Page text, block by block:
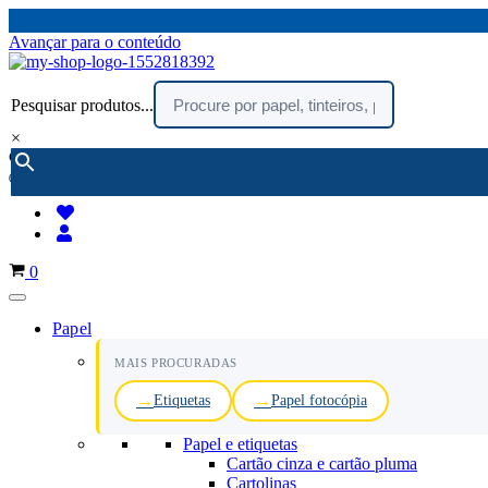
Avançar para o conteúdo
Pesquisar produtos...
×
encomendar por telefone :
(chamada rede fixa nacional)
Carrinho
0
Papel
MAIS PROCURADAS
Etiquetas Papel fotocópia
Papel e etiquetas
Cartão cinza e cartão pluma
Cartolinas